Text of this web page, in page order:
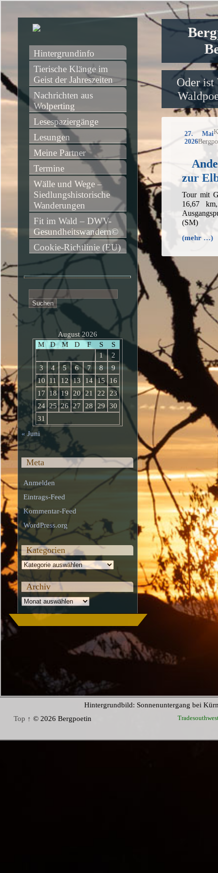
Oder ist
27. Mai
2026
zur
Tour mit
16,67
(SM)
(mehr …)
Hintergrundinfo
Tierische Klänge im
Geist der Jahreszeiten
Nachrichten aus
Wolperting
Lesespaziergänge
Lesungen
Meine Partner
Termine
Wälle und Wege –
Siedlungshistorische
Wanderungen
Fit im Wald – DWV-
Gesundheitswandern©
Cookie-Richtlinie (EU)
nach:
August 2026
M
D M D F S
S
1
2
3
4 5 6 7 8
9
10
11 12 13 14 15
16
17
18 19 20 21 22
23
24 25 26 27 28 29
30
31
« Juni
Meta
Anmelden
Eintrags-Feed
Kommentar-Feed
WordPress.org
Kategorien
Kategorien
Archiv
Archiv
Hintergrundbild: Sonnenuntergang bei
Top ↑ © 2026 Bergpoetin